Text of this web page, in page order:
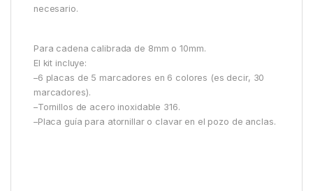
necesario.
Para cadena calibrada de 8mm o 10mm.
El kit incluye:
–6 placas de 5 marcadores en 6 colores (es decir, 30
marcadores).
–Tornillos de acero inoxidable 316.
–Placa guía para atornillar o clavar en el pozo de anclas.